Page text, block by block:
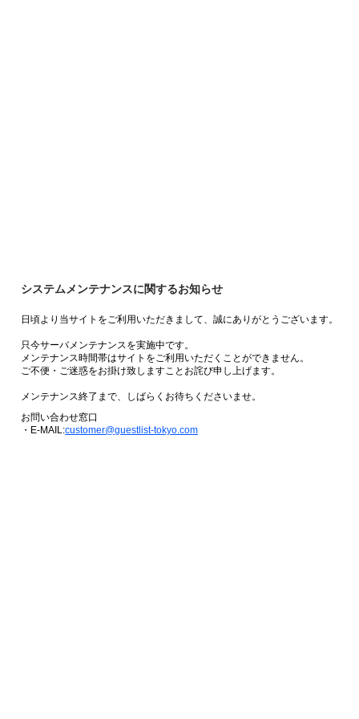
システムメンテナンスに関するお知らせ
日頃より当サイトをご利用いただきまして、誠にありがとうございます。
只今サーバメンテナンスを実施中です。
メンテナンス時間帯はサイトをご利用いただくことができません。
ご不便・ご迷惑をお掛け致しますことお詫び申し上げます。
メンテナンス終了まで、しばらくお待ちくださいませ。
お問い合わせ窓口
・E-MAIL:customer@guestlist-tokyo.com